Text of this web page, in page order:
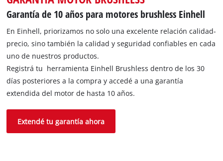
Garantía de 10 años para motores brushless Einhell
En Einhell, priorizamos no solo una excelente relación calidad-
precio, sino también la calidad y seguridad confiables en cada
uno de nuestros productos.
Registrá tu herramienta Einhell Brushless dentro de los 30
días posteriores a la compra y accedé a una garantía
extendida del motor de hasta 10 años.
Extendé tu garantía ahora